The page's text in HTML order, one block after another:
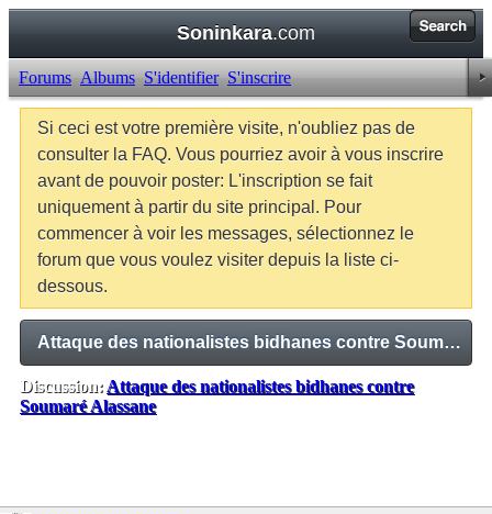
Soninkara.com
Forums Albums S'identifier S'inscrire
Si ceci est votre première visite, n'oubliez pas de
consulter la FAQ. Vous pourriez avoir à vous inscrire
avant de pouvoir poster: L'inscription se fait
uniquement à partir du site principal. Pour
commencer à voir les messages, sélectionnez le
forum que vous voulez visiter depuis la liste ci-
dessous.
Attaque des nationalistes bidhanes contre Soumaré Alassane
Discussion: Attaque des nationalistes bidhanes contre
Soumaré Alassane